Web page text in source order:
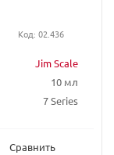
Jim Scale
10 мл
7 Series
Сравнить
Код: 02.436